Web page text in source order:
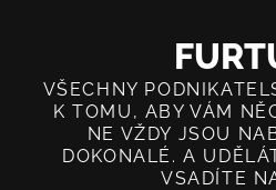
content
VŠECHNY
K TOMU, ABY VÁM
NE VŽDY JSOU
DOKONALÉ. A
VSADÍTE